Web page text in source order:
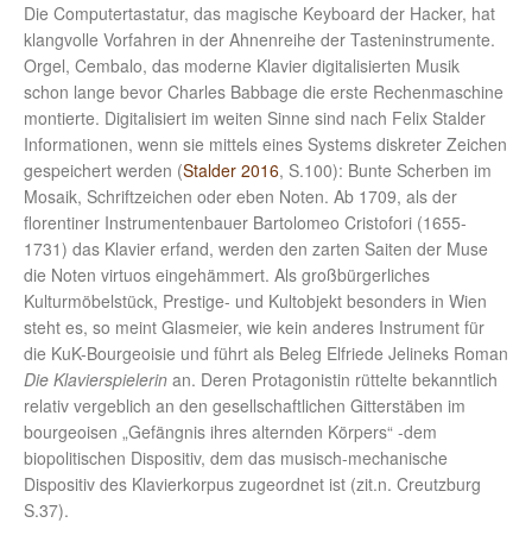
Die Computertastatur, das magische Keyboard der Hacker, hat
klangvolle Vorfahren in der Ahnenreihe der Tasteninstrumente.
Orgel, Cembalo, das moderne Klavier digitalisierten Musik
schon lange bevor Charles Babbage die erste Rechenmaschine
montierte. Digitalisiert im weiten Sinne sind nach Felix Stalder
Informationen, wenn sie mittels eines Systems diskreter Zeichen
gespeichert werden (Stalder 2016, S.100): Bunte Scherben im
Mosaik, Schriftzeichen oder eben Noten. Ab 1709, als der
florentiner Instrumentenbauer Bartolomeo Cristofori (1655-
1731) das Klavier erfand, werden den zarten Saiten der Muse
die Noten virtuos eingehämmert. Als großbürgerliches
Kulturmöbelstück, Prestige- und Kultobjekt besonders in Wien
steht es, so meint Glasmeier, wie kein anderes Instrument für
die KuK-Bourgeoisie und führt als Beleg Elfriede Jelineks Roman
Die Klavierspielerin an. Deren Protagonistin rüttelte bekanntlich
relativ vergeblich an den gesellschaftlichen Gitterstäben im
bourgeoisen „Gefängnis ihres alternden Körpers“ -dem
biopolitischen Dispositiv, dem das musisch-mechanische
Dispositiv des Klavierkorpus zugeordnet ist (zit.n. Creutzburg
S.37).